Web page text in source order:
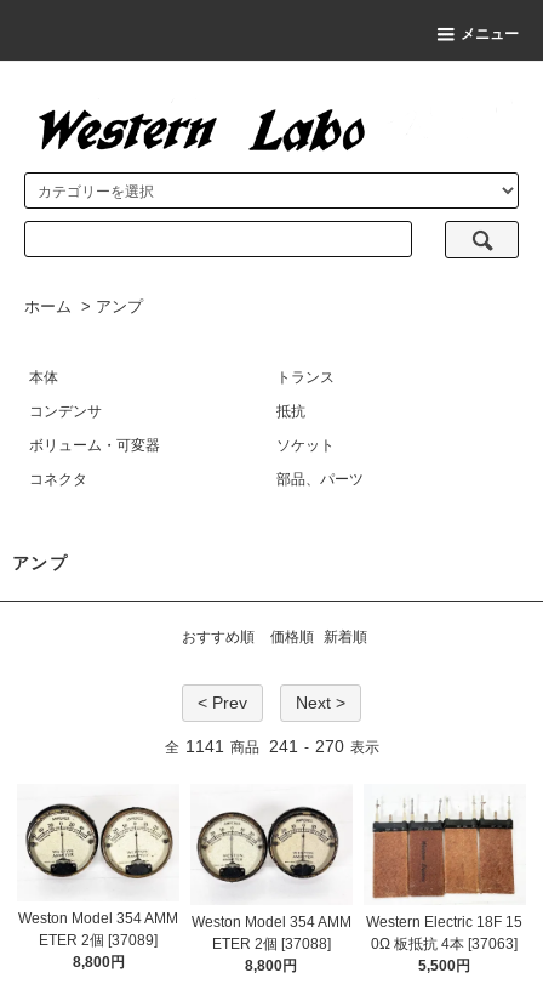
メニュー
ホーム > アンプ
本体
トランス
コンデンサ
抵抗
ボリューム・可変器
ソケット
コネクタ
部品、パーツ
アンプ
おすすめ順 価格順 新着順
< Prev Next >
全 1141 商品 241 - 270 表示
Weston Model 354 AMM
ETER 2個 [37089]
8,800円
Weston Model 354 AMM
ETER 2個 [37088]
8,800円
Western Electric 18F 15
0Ω 板抵抗 4本 [37063]
5,500円